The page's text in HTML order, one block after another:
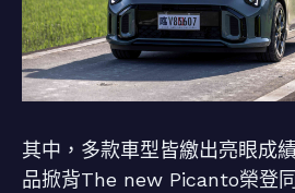
其中，多款車型皆繳出亮眼成
品掀背The new Picanto榮登